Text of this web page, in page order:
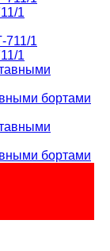
1
1
бортами
бортами